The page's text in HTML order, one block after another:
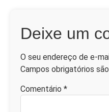
Deixe um
O seu endereço de e-
Campos obrigatórios
Comentário *